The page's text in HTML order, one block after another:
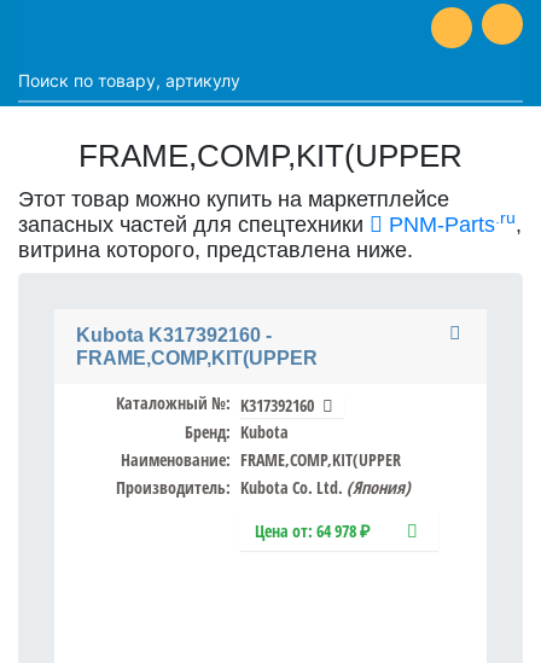
FRAME,COMP,KIT(UPPER
Этот товар можно купить на маркетплейсе
запасных частей для спецтехники
PNM-Parts.ru,
витрина которого, представлена ниже.
Kubota K317392160 -
FRAME,COMP,KIT(UPPER
Каталожный №: K317392160
Бренд: Kubota
Наименование: FRAME,COMP,KIT(UPPER
Производитель: Kubota Co. Ltd. (Япония)
Цена от: 64 978 ₽